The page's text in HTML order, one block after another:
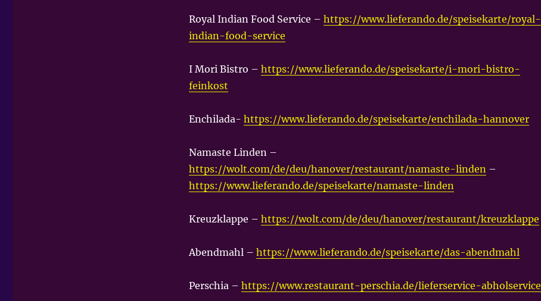
Royal Indian Food Service – https://www.lieferando.de/speisekarte/royal-
indian-food-service
I Mori Bistro – https://www.lieferando.de/speisekarte/i-mori-bistro-
feinkost
Enchilada- https://www.lieferando.de/speisekarte/enchilada-hannover
Namaste Linden –
https://wolt.com/de/deu/hanover/restaurant/namaste-linden –
https://www.lieferando.de/speisekarte/namaste-linden
Kreuzklappe – https://wolt.com/de/deu/hanover/restaurant/kreuzklappe
Abendmahl – https://www.lieferando.de/speisekarte/das-abendmahl
Perschia – https://www.restaurant-perschia.de/lieferservice-abholservice